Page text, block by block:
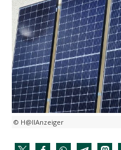
© H@llAnzeiger